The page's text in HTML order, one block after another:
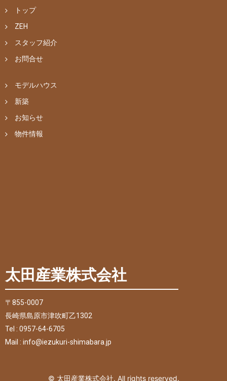
トップ
ZEH
スタッフ紹介
お問合せ
モデルハウス
新築
お知らせ
物件情報
太田産業株式会社
〒855-0007
長崎県島原市津吹町乙1302
Tel : 0957-64-6705
Mail : info@iezukuri-shimabara.jp
© 太田産業株式会社. All rights reserved.